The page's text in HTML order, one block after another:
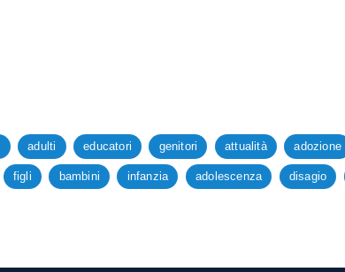
adulti educatori genitori attualità adozione
figli bambini infanzia adolescenza disagio